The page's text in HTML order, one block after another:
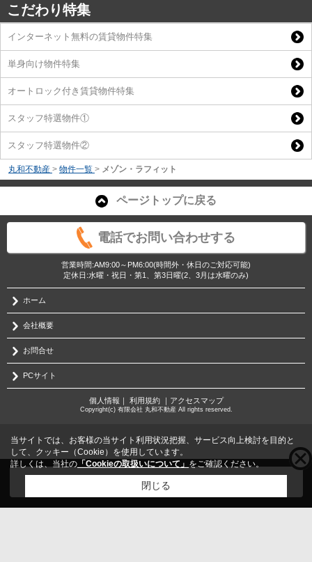
こだわり特集
インターネット無料の賃貸物件特集
単身向け物件特集
オートロック付き賃貸物件特集
スタッフ特選物件①
スタッフ特選物件②
丸和不動産 > 物件一覧 > メゾン・ラフィット
ページトップに戻る
電話でお問い合わせする
営業時間:AM9:00～PM6:00(時間外・休日のご対応可能)
定休日:水曜・祝日・第1、第3日曜(2、3月は水曜のみ)
ホーム
会社概要
お問合せ
PCサイト
個人情報 利用規約｜ アクセスマップ
Copyright(c) 有限会社 丸和不動産 All rights reserved.
こちらの物件をご覧の方にお勧めな物件
当サイトでは、お客様の当サイト利用状況把握、サービス向上検討を目的と
して、クッキー（Cookie）を使用しています。
詳しくは、当社の 「Cookieの取扱いについて」 をご確認ください。
閉じる